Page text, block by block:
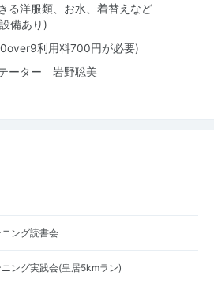
類、お水、着替えなど
備あり)
利用料700円が必要)
ーター 岩野聡美
ニング読書会
ニング実践会(皇居5kmラン)